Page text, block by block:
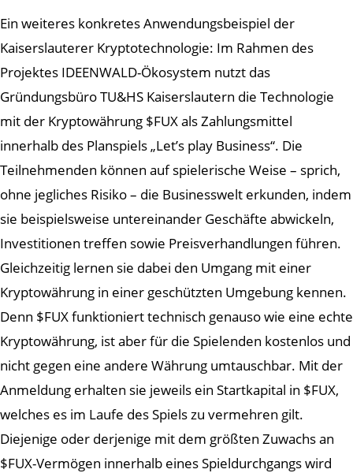
Ein weiteres konkretes Anwendungsbeispiel der
Kaiserslauterer Kryptotechnologie: Im Rahmen des
Projektes IDEENWALD-Ökosystem nutzt das
Gründungsbüro TU&HS Kaiserslautern die Technologie
mit der Kryptowährung $FUX als Zahlungsmittel
innerhalb des Planspiels „Let’s play Business“. Die
Teilnehmenden können auf spielerische Weise – sprich,
ohne jegliches Risiko – die Businesswelt erkunden, indem
sie beispielsweise untereinander Geschäfte abwickeln,
Investitionen treffen sowie Preisverhandlungen führen.
Gleichzeitig lernen sie dabei den Umgang mit einer
Kryptowährung in einer geschützten Umgebung kennen.
Denn $FUX funktioniert technisch genauso wie eine echte
Kryptowährung, ist aber für die Spielenden kostenlos und
nicht gegen eine andere Währung umtauschbar. Mit der
Anmeldung erhalten sie jeweils ein Startkapital in $FUX,
welches es im Laufe des Spiels zu vermehren gilt.
Diejenige oder derjenige mit dem größten Zuwachs an
$FUX-Vermögen innerhalb eines Spieldurchgangs wird